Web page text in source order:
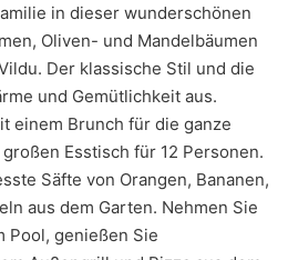
in dieser wunderschönen
Oliven- und Mandelbäumen
Der klassische Stil und die
und Gemütlichkeit aus.
einem Brunch für die ganze
Esstisch für 12 Personen.
Säfte von Orangen, Bananen,
aus dem Garten. Nehmen Sie
Pool, genießen Sie